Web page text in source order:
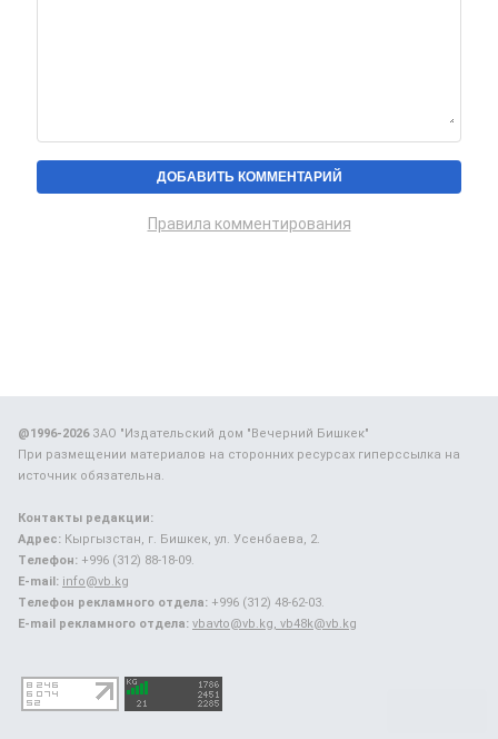
Правила комментирования
@1996-2026ЗАО "Издательский дом "Вечерний Бишкек"
При размещении материалов на сторонних ресурсах гиперссылка на
источник обязательна.
Контакты редакции:
Адрес: Кыргызстан, г. Бишкек, ул. Усенбаева, 2.
Телефон: +996 (312) 88-18-09.
E-mail: info@vb.kg
Телефон рекламного отдела: +996 (312) 48-62-03.
E-mail рекламного отдела: vbavto@vb.kg, vb48k@vb.kg